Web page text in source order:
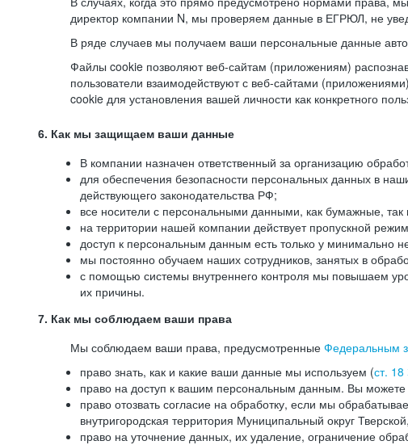
директор компании N, мы проверяем данные в ЕГРЮЛ, не
В ряде случаев мы получаем ваши персональные данные
Файлы cookie позволяют веб-сайтам (приложениям)
пользователи взаимодействуют с веб-сайтами
cookie для установления вашей личности как конкретного
6. Как мы защищаем ваши данные
В компании назначен ответственный за организацию
для обеспечения безопасности персональных данных в
действующего законодательства РФ;
все носители с персональными данными, как бумажные,
на территории нашей компании действует пропускной
доступ к персональным данным есть только у минимально
мы постоянно обучаем наших сотрудников, занятых в
с помощью системы внутреннего контроля мы повышаем
их причины.
7. Как мы соблюдаем ваши права
Мы соблюдаем ваши права, предусмотренные Федеральным
право знать, как и какие ваши данные мы используем (ст. 18
право на доступ к вашим персональным данным. Вы можете
право отозвать согласие на обработку, если мы
внутригородская территория Муниципальный округ
право на уточнение данных, их удаление, ограничение